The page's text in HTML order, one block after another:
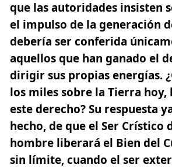
que las autoridades insisten
el impulso de la generación
debería ser conferida
aquellos que han ganado el
dirigir sus propias energías.
los miles sobre la Tierra hoy,
este derecho? Su respuesta
hecho, de que el Ser Crístico
hombre liberará el Bien del
sin límite, cuando el ser